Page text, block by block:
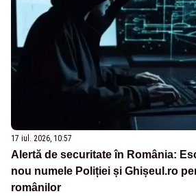
17 iul. 2026, 10:57
Alertă de securitate în România:
nou numele Poliției și Ghișeul.ro
românilor